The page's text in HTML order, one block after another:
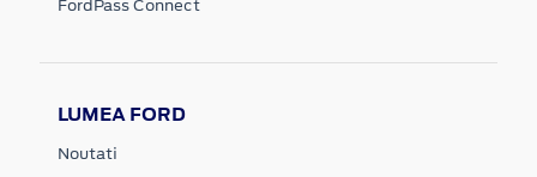
FordPass Connect
LUMEA FORD
Noutati